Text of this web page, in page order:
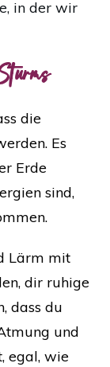
in der wir
die
Es
Erde
sind,
Lärm mit
dir ruhige
dass du
und
egal, wie